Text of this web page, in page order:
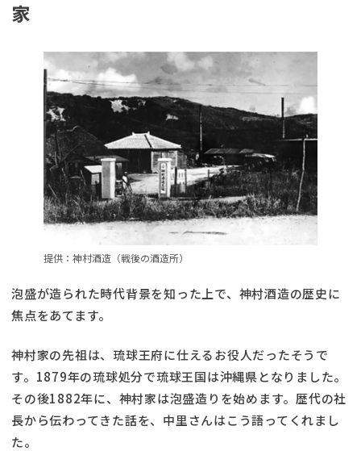
家
提供：神村酒造（戦後の酒造所）
泡盛が造られた時代背景を知った上で、神村酒造の歴史に
焦点をあてます。
神村家の先祖は、琉球王府に仕えるお役人だったそうで
す。1879年の琉球処分で琉球王国は沖縄県となりました。
その後1882年に、神村家は泡盛造りを始めます。歴代の社
長から伝わってきた話を、中里さんはこう語ってくれまし
た。